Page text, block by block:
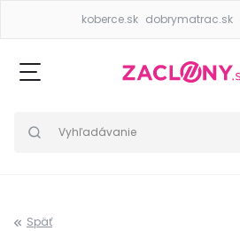
koberce.sk dobrymatrac.sk
Späť